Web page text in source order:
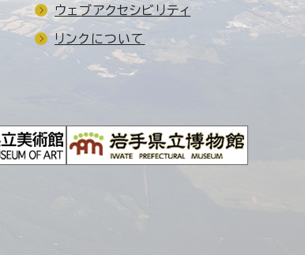
ウェブアクセシビリティ
リンクについて